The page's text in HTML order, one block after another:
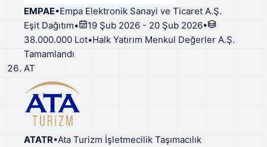
EMPAE•Empa Elektronik Sanayi ve Ticaret A.Ş.
Eşit Dağıtım• 19 Şub 2026 - 20 Şub 2026•
38.000.000 Lot•Halk Yatırım Menkul Değerler A.Ş.
Tamamlandı
AT
ATATR•Ata Turizm İşletmecilik Taşımacılık